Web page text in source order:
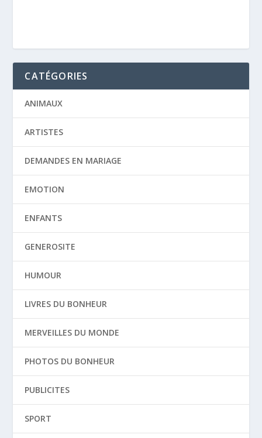
CATÉGORIES
ANIMAUX
ARTISTES
DEMANDES EN MARIAGE
EMOTION
ENFANTS
GENEROSITE
HUMOUR
LIVRES DU BONHEUR
MERVEILLES DU MONDE
PHOTOS DU BONHEUR
PUBLICITES
SPORT